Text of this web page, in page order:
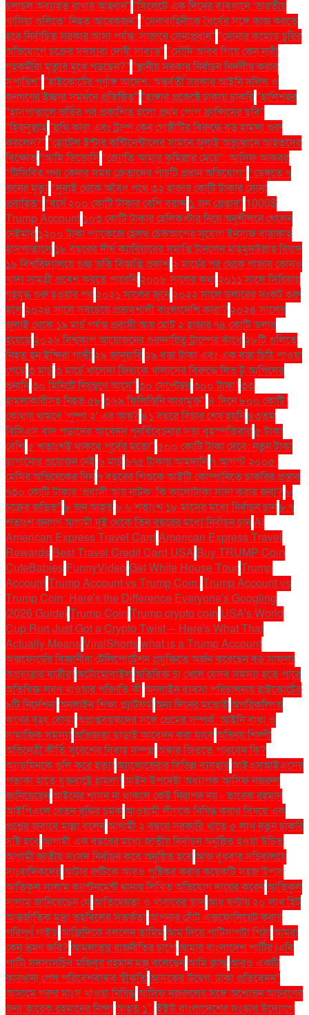
চলাচল অব্যাহত রাখার আহ্বান" "সিলেটে এক দিনের ব্যবধানে ‘ভারতীয়
খাসিয়া গু‌লিতে’ নিহত আরেকজন" "সেনাবাহিনীকে ধৈর্যের সঙ্গে কাজ করতে
হবে নির্বাচিত সরকার আসা পর্যন্ত: সাভারে সেনাপ্রধান" "সোনার কমোড চুরির
অভিযোগে চক্রের সদস্যরা দোষী সাব্যস্ত" "সৌদি আরব গিয়ে কেন নারী
গৃহকর্মীরা মৃত্যুর মুখে পড়ছেন?" "স্থানীয় সরকার নির্বাচন নির্দলীয় করার
সুপারিশ" "হাইকোর্টের পূর্ণাঙ্গ আদেশ: অন্তর্বর্তী সরকার আইনি দলিল ও
জনগণের ইচ্ছার সমর্থনে প্রতিষ্ঠিত" "হাঙ্গার প্রজেক্টে ঢাকায় চাকরি"হালিশহর
"হাসপাতালে ভর্তির পর প্রকাশিত হলো প্রথম পোপ ফ্রান্সিসের ছবি"
"হিজবুল্লাহ"হুথি কারা এবং ট্রাম্প কেন গোষ্ঠীটির বিরুদ্ধে বড় হামলা শুরু
করলেন?" "হোটেল ইন্টার কন্টিনেন্টালের সামনে জুলাই অভ্যুত্থানে আহতদের
বিক্ষোভ “আমি ডিভোর্সি “জ্যোতি আমার কুমিল্লার মেয়ে”: আসিফ আকবর
“টিসিবির পণ্য কেনার সময় ক্রেতাদের পাঁচটি প্রধান অভিযোগ” “ডেঙ্গুতে ৭
জনের মৃত্যু “দুবাই থেকে অবৈধ পথে ৩২ হাজার কোটি টাকার সোনা
প্রবাহিত” “বর্ষে ২০০ কোটি টাকার বেশি বরাদ্দ ১ জন গ্রেপ্তার" 1000$
Trump Account ১০৩ কোটি টাকার হেলিকপ্টার নিয়ে অনুশীলনে গেলেন
নেইমার ১২০০ টাকা প্যাকেজে হেলথ চেকআপের সুযোগ ইনসাফ বারাকাহ
হাসপাতালে ১৮ বছরের দীর্ঘ ক্যারিয়ারের সমাপ্তি টানলেন মাহমুদউল্লাহ রিয়াদ
১৯ বিশ্ববিদ্যালয়ে গুচ্ছ ভর্তি বিজ্ঞপ্তি প্রকাশ ২ মার্চের পর থেকে গাজায় কোনও
খাদ্য সামগ্রী প্রবেশ করতে পারেনি ২০০৮ সালের কথা ২০১১ সালে সিরিয়ায়
গৃহযুদ্ধ শুরু হওয়ার পর ২০২১ সালের জুনে ২০২২ সালে ডলারের সংকট শুরু
হলে ২০২৪ সালে সবচেয়ে প্রভাবশালী বাংলাদেশি কারা? ২০২৪ সালের
জুলাই থেকে ১৯ মার্চ পর্যন্ত প্রবাসী আয় মোট ২ হাজার ৭৪ কোটি ডলার
হয়েছে ২০২৬ বিশ্বকাপ আয়োজনের গুরুদায়িত্ব ট্রাম্পের কাঁধে ২৮টি গুলিতে
নিহত হন ইন্দিরা গান্ধী ২৯ জানুয়ারি ২৯ বস্তা টাকা এবং এক বস্তা চিঠি পাওয়া
গেছে৩ মার্চ৩ মার্চে খালেদা জিয়াকে খালাসের বিরুদ্ধে লিভ টু আপিলের
শুনানি৩০ মিনিটে নিয়ন্ত্রণে আসে" ৩০ সেপ্টেম্বর৩০০ টাকা!৩৩
হামলাকারীসহ নিহত ৫৮৩৬৯ ফিলিস্তিনি কারামুক্ত" ৪ দিনে ৮০০ কোটি!
কোথায় থামবে 'পুষ্পা ২' এর আয়? ৪১ বছরে বিচার শেষ হয়নি৪৩তম
বিসিএস বাদ পড়াদের আবেদন পুনর্বিবেচনার সভা বৃহস্পতিবার৫ টাকা
বেশি৫ শতাংশই থাকবে পূর্বের মতো" ৫০০ কোটি টাকা দেবে: নতুন টাকা
ছাপানোর প্রয়োজন নেই৬ মার্চ৬৭৫ টাকায় আমদানি৭ আগস্ট ২০০৫:
মেসির অভিষেকের দিন৭ বছরের শিশুকে আইটি কোম্পানিতে চাকরির প্রস্তাব
৭৩০ কোটি টাকার ‘প্রবাসী আয় নাটক’ কি কালোটাকা সাদা করার জন্য? ৮
চক্রের জড়িত" ৮ জন আহত৮.৬ শতাংশ ১৮ মাসের মধ্যে নির্বাচন চান৮.৭
শতাংশ জনগণ আগামী দুই থেকে তিন বছরের মধ্যে নির্বাচন চানAI
American Express Travel Card American Express Travel
Rewards Best Travel Credit Card USA Buy TRUMP Coin
CuteBabies FunnyVideo Get White House TourTrump
AccountTrump Account vs Trump Coin:Trump Account vs
Trump Coin: Here's the Difference Everyone's Googling
(2026 Guide)Trump Coin Trump crypto coin USA's World
Cup Run Just Got a Crypto Twist — Here's What That
Actually MeansViralShortswhat is a Trump Account
অক্সফোর্ডের বিজ্ঞানীরা টেলিপোর্টেশন প্রযুক্তিতে অর্জন করেছেন বড় সাফল্য
অগ্রযাত্রার যাত্রীরাঅটোমোবাইলঅতিরিক্ত চা খেলে যেসব সমস্যা হতে পারে
অতিরিক্ত লবণ খাওয়ার পরিণতি কীঅনলাইন ব্যবসা পরিচালনায় হাইকোর্টের
৯টি নির্দেশনাঅনলাইন শিক্ষা প্ল্যাটফর্মঅন্য দিনের মতোইঅপরিকল্পিত
ঋণের বৃহৎ বোঝাঅপ্রাপ্তবয়স্কদের সঙ্গে প্রেমের সম্পর্ক: আইনি বাধা ও
সামাজিক সমস্যাঅভিজ্ঞতা ছাড়াই আবেদন করা যাবেঅভিনয় শিল্পী
অভিনেত্রী কীর্তি সুরেশের বিবাহ সম্পন্নঅস্কার জিততে পারবেন কি?
অ্যাডমিনকে গুলি করে হত্যাঅ্যালোভেরার বিভিন্ন ব্যবহারআইএসআইএসের
পতাকা হাতে যুক্তরাষ্ট্রে হামলা!আইন উপদেষ্টা অধ্যাপক আসিফ নজরুল
জানিয়েছেনআইনের শাসন না থাকলে কেউ নিরাপদ নয় - তারেক রহমান
আইপিএলে বেতন বৃদ্ধির চমকআওয়ামী লীগকে নিষিদ্ধ করার বিষয়ে এক
প্রশ্নের জবাবে মান্না বলেনআগামী ২ বছরে সরকারি খাতে ৫ লাখ নতুন চাকরি
সৃষ্টি হবেআগামী এক বছরের মধ্যে জাতীয় নির্বাচন অনুষ্ঠিত হওয়া উচিত
আগামী জাতীয় সংসদ নির্বাচন কবে অনুষ্ঠিত হবেআজ বুধবার সচিবালয়ে
সাংবাদিকদেরআটার রুটিকে আরও পুষ্টিকর করার কয়েকটি সহজ উপায়
আতিকুল সালাম ক্যান্টনমেন্ট থানায় লিখিত অভিযোগ দায়ের করেনআতিকুল
সালাম জানিয়েছেন যেআতিথেয়তা ও খাবারের স্বাদআধ ঘণ্টায় ২০ লাখ হিট
আন্তর্জাতিক মুদ্রা তহবিলের সতর্কতাআপনার ঠোঁট এক্সফোলিয়েট করার
পরিপূর্ণ গাইডআফ্রিদিকে বললেন তামিমআম দিয়ে পাটিসাপটা পিঠাআমরা
কেন ভ্রমণ করি? আমলাতন্ত্র রাজনীতির চাপেআমার বাংলাদেশ পার্টির (এবি
পার্টি) সদস্যসচিব মজিবুর রহমান মঞ্জু বলেছেনআমি ক্লান্তআরও একটি
কারখানা পেল পরিবেশবান্ধব স্বীকৃতিআসকের উদ্বেগ: ঢাকা প্রতিবেদন"
আসামে গরুর মাংস খাওয়া নিষিদ্ধআসিফ নজরুলের সঙ্গে অশোভন আচরণের
জন্য তারেক রহমানের নিন্দাআহত ১".ইইউ বাংলাদেশের সংস্কার উদ্যোগে